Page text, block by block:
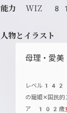
能力WIZ
人物とイラスト
母理・愛美
レベル142
の寵姫✕国民的
ア 102歳